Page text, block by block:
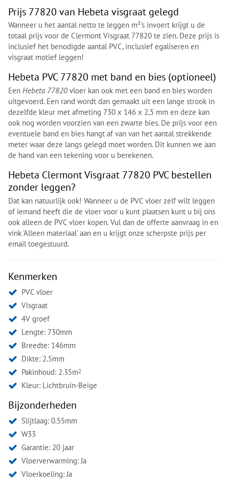
Prijs 77820 van Hebeta visgraat gelegd
Wanneer u het aantal netto te leggen m²'s invoert krijgt u de
totaal prijs voor de Clermont Visgraat 77820 te zien. Deze prijs is
inclusief het benodigde aantal PVC, inclusief egaliseren en
visgraat motief leggen!
Hebeta PVC 77820 met band en bies (optioneel)
Een Hebeta 77820 vloer kan ook met een band en bies worden
uitgevoerd. Een rand wordt dan gemaakt uit een lange strook in
dezelfde kleur met afmeting 730 x 146 x 2,5 mm en deze kan
ook nog worden voorzien van een zwarte bies. De prijs voor een
eventuele band en bies hangt af van van het aantal strekkende
meter waar deze langs gelegd moet worden. Dit kunnen we aan
de hand van een tekening voor u berekenen.
Hebeta Clermont Visgraat 77820 PVC bestellen
zonder leggen?
Dat kan natuurlijk ook! Wanneer u de PVC vloer zelf wilt leggen
of iemand heeft die de vloer voor u kunt plaatsen kunt u bij ons
ook alleen de PVC vloer kopen. Vul dan de offerte aanvraag in en
vink 'Alleen materiaal' aan en u krijgt onze scherpste prijs per
email toegestuurd.
Kenmerken
PVC vloer
Visgraat
4V groef
Lengte: 730mm
Breedte: 146mm
Dikte: 2.5mm
Pakinhoud: 2.35m2
Kleur: Lichtbruin-Beige
Bijzonderheden
Slijtlaag: 0.55mm
W33
Garantie: 20 jaar
Vloerverwarming: Ja
Vloerkoeling: Ja